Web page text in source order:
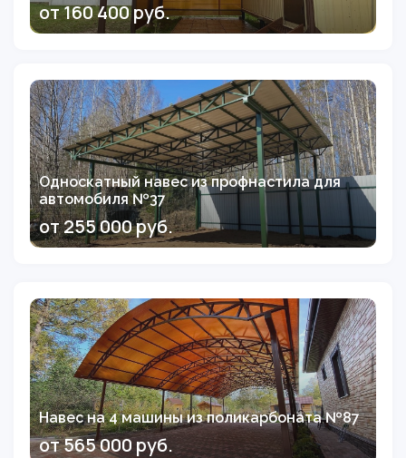
от 160 400 руб.
Односкатный навес из профнастила для
автомобиля №37
от 255 000 руб.
Навес на 4 машины из поликарбоната №87
от 565 000 руб.